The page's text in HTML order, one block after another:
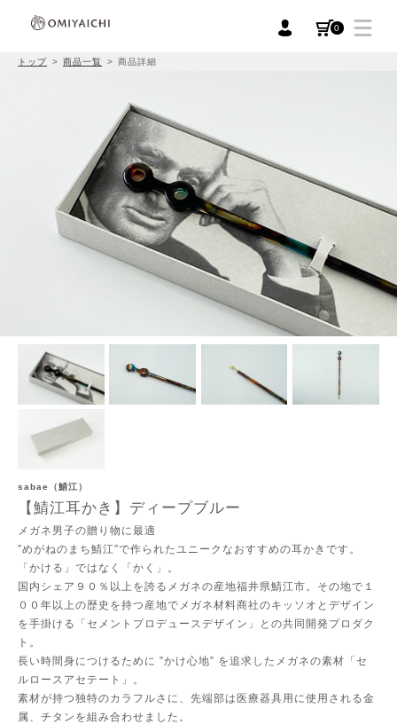
0
トップ 商品一覧 商品詳細
sabae（鯖江）
【鯖江耳かき】ディープブルー
メガネ男子の贈り物に最適
”めがねのまち鯖江”で作られたユニークなおすすめの耳かきです。
「かける」ではなく「かく」。
国内シェア９０％以上を誇るメガネの産地福井県鯖江市。その地で１
００年以上の歴史を持つ産地でメガネ材料商社のキッソオとデザイン
を手掛ける「セメントプロデュースデザイン」との共同開発プロダク
ト。
長い時間身につけるために ”かけ心地” を追求したメガネの素材「セ
ルロースアセテート」。
素材が持つ独特のカラフルさに、先端部は医療器具用に使用される金
属、チタンを組み合わせました。